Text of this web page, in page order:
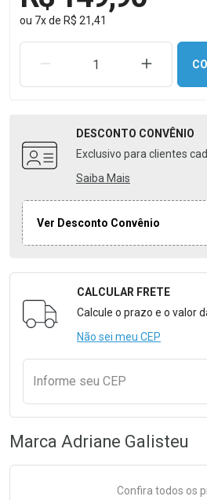
ou 7xde R$ 21,41
REMOVER UMA UNIDADE
DESCONTO CONVÊNIO
Exclusivo para clientes
Saiba Mais
Ver Desconto Convênio
Formulário para Calcular
CALCULAR FRETE
Calcule o prazo e o valor
Não sei meu CEP
Informe seu CEP
Marca Adriane Galisteu
Confira todos os